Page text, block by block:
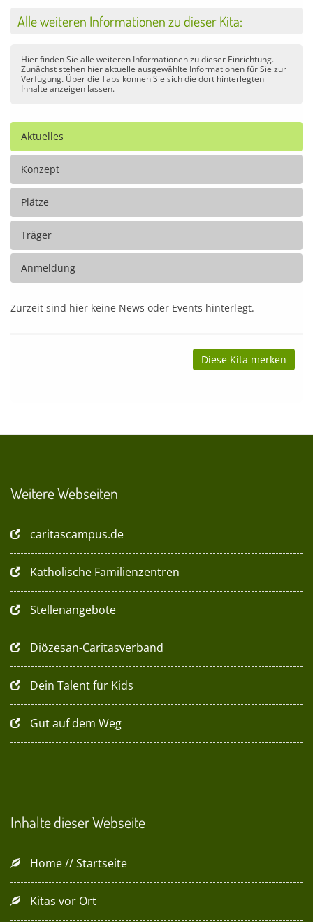
Alle weiteren Informationen zu dieser Kita:
Hier finden Sie alle weiteren Informationen zu dieser Einrichtung.
Zunächst stehen hier aktuelle ausgewählte Informationen für Sie zur
Verfügung. Über die Tabs können Sie sich die dort hinterlegten
Inhalte anzeigen lassen.
Aktuelles
Konzept
Plätze
Träger
Anmeldung
Zurzeit sind hier keine News oder Events hinterlegt.
Diese Kita merken
Weitere Webseiten
caritascampus.de
Katholische Familienzentren
Stellenangebote
Diözesan-Caritasverband
Dein Talent für Kids
Gut auf dem Weg
Inhalte dieser Webseite
Home // Startseite
Kitas vor Ort